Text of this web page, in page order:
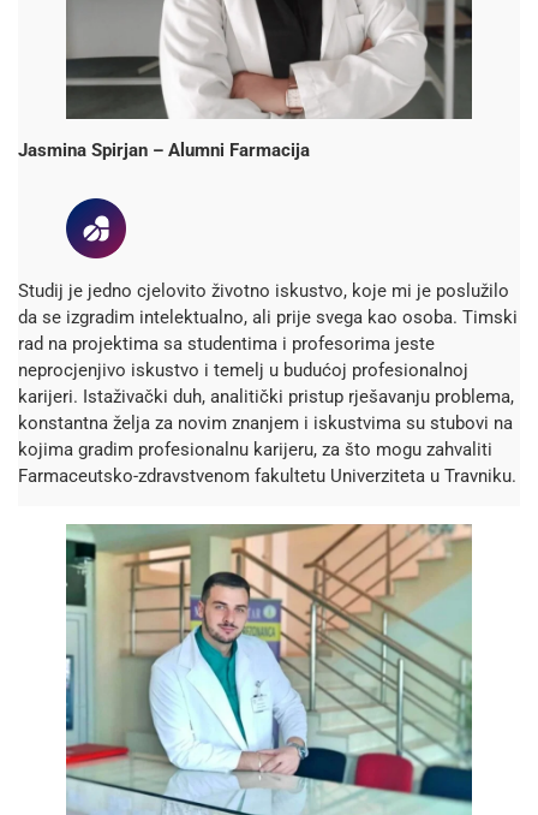
Studij je jedno cjelovito životno iskustvo, koje mi je poslužilo
da se izgradim intelektualno, ali prije svega kao osoba. Timski
rad na projektima sa studentima i profesorima jeste
neprocjenjivo iskustvo i temelj u budućoj profesionalnoj
karijeri. Istaživački duh, analitički pristup rješavanju problema,
konstantna želja za novim znanjem i iskustvima su stubovi na
kojima gradim profesionalnu karijeru, za što mogu zahvaliti
Farmaceutsko-zdravstvenom fakultetu Univerziteta u Travniku.
Jasmina Spirjan – Alumni Farmacija